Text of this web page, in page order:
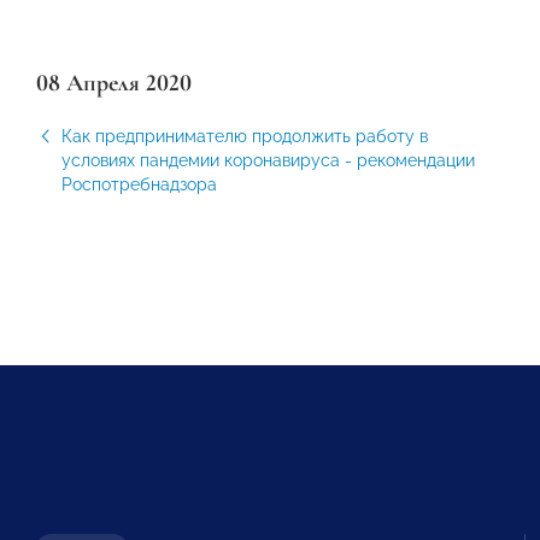
08 Апреля 2020
Как предпринимателю продолжить работу в
условиях пандемии коронавируса - рекомендации
Роспотребнадзора